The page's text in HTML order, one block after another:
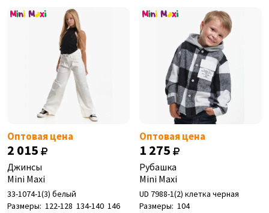
Оптовая цена
2 015
Джинсы
Mini Maxi
33-1074-1(3) белый
Размеры: 122-128 134-140 146
Оптовая цена
1 275
Рубашка
Mini Maxi
UD 7988-1(2) клетка черная
Размеры: 104